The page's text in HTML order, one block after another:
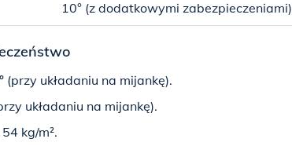
10° (z dodatkowymi zabezpieczeniami)
(przy układaniu na mijankę).
układaniu na mijankę).
kg/m².